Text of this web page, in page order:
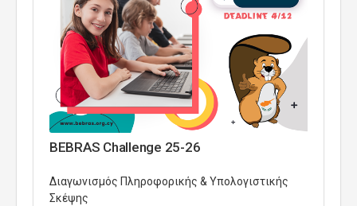
BEBRAS Challenge 25-26
Διαγωνισμός Πληροφορικής & Υπολογιστικής
Σκέψης